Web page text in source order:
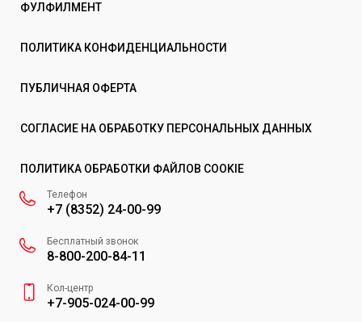
ФУЛФИЛМЕНТ
ПОЛИТИКА КОНФИДЕНЦИАЛЬНОСТИ
ПУБЛИЧНАЯ ОФЕРТА
СОГЛАСИЕ НА ОБРАБОТКУ ПЕРСОНАЛЬНЫХ ДАННЫХ
ПОЛИТИКА ОБРАБОТКИ ФАЙЛОВ COOKIE
Телефон
+7 (8352) 24-00-99
Бесплатный звонок
8-800-200-84-11
Кол-центр
+7-905-024-00-99